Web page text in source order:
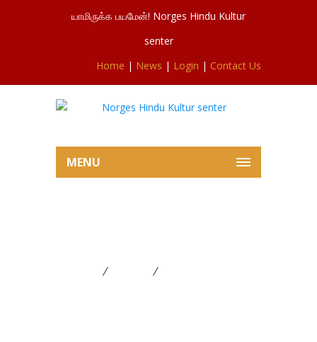
யாமிருக்க பயமேன்! Norges Hindu Kultur
senter
Home | News | Login | Contact Us
MENU